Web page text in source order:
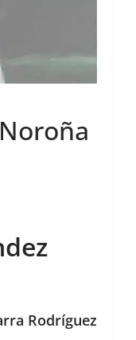
Rodríguez